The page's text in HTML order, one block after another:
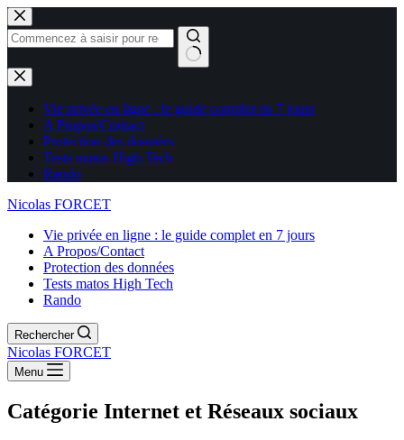
Aucun
résultat
Vie privée en ligne : le guide complet en 7 jours
A Propos/Contact
Protection des données
Tests matos High Tech
Rando
Nicolas FORCET
Vie privée en ligne : le guide complet en 7 jours
A Propos/Contact
Protection des données
Tests matos High Tech
Rando
Rechercher
Nicolas FORCET
Menu
Catégorie Internet et Réseaux sociaux